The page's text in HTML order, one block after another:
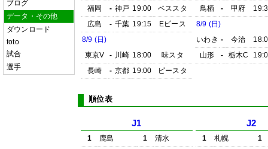
ブログ
データ・その他
ダウンロード
toto
試合
選手
福岡
- 神戸 19:00
ベススタ
広島
- 千葉 19:15
Eピース
8/9 (日)
東京V
- 川崎 18:00
味スタ
長崎
- 京都 19:00 ピースタ
鳥栖
- 甲府
8/9 (日)
いわき - 今治
山形
- 栃木C
順位表
J1
1 鹿島 1
清水
J2
1 札幌
1